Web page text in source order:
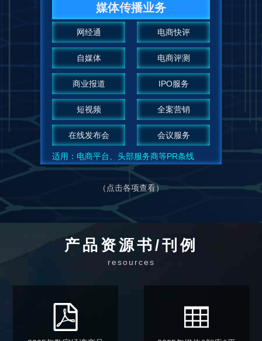
媒体传播业务
网经通 电商快评
自媒体 电商评测
商业报道 IPO服务
短视频 全案营销
在线发布会 会议服务
适用：电商平台、头部服务商等PR条线
（点击各项查看）
产品资源书/刊例
resources